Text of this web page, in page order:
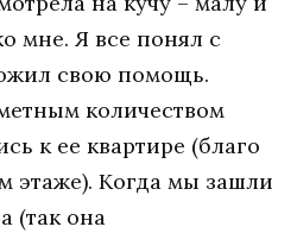
мне. Я все понял с
свою помощь.
количеством
к ее квартире (благо
этаже). Когда мы зашли
(так она